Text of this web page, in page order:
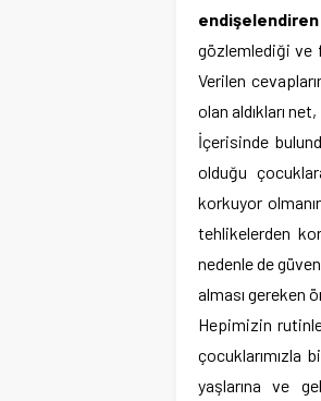
endişelendiren
gözlemlediği ve
Verilen
olan aldıkları net,
İçerisinde
olduğu
korkuyor
tehlikelerden
nedenle de
alması gereken
Hepimizin
yaşlarına ve